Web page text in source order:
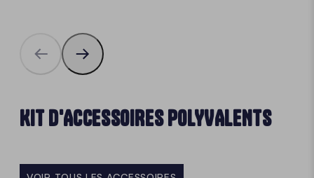
KIT D'ACCESSOIRES POLYVALENTS